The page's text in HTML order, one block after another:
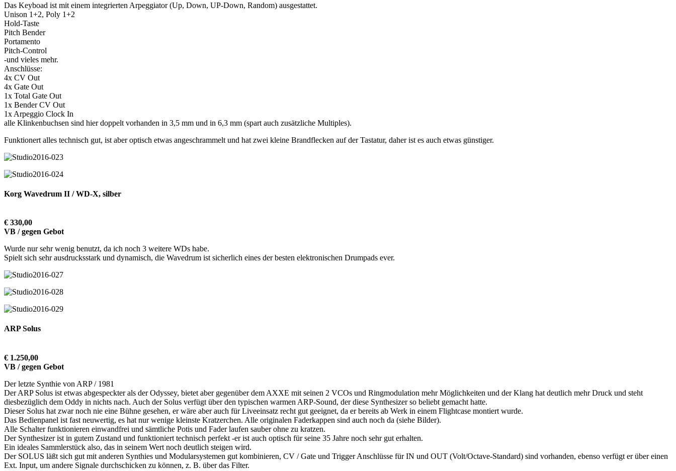
Das Keyboad ist mit einem integrierten Arpeggiator (Up, Down, UP-Down, Random) ausgestattet.
Unison 1+2, Poly 1+2
Hold-Taste
Pitch Bender
Portamento
Pitch-Control
-und vieles mehr.
Anschlüsse:
4x CV Out
4x Gate Out
1x Total Gate Out
1x Bender CV Out
1x Arpeggio Clock In
alle Klinkenbuchsen sind hier doppelt vorhanden in 3,5 mm und in 6,3 mm (spart auch zusätzliche Multiples).
Funktionert alles technisch gut, ist aber optisch etwas angeschrammelt und hat zwei kleine Brandflecken auf der Tastatur, daher ist es auch etwas günstiger.
Korg Wavedrum II / WD-X, silber
€ 330,00
VB / gegen Gebot
Wurde nur sehr wenig benutzt, da ich noch 3 weitere WDs habe.
Spielt sich sehr ausdrucksstark und dynamisch, die Wavedrum ist sicherlich eines der besten elektronischen Drumpads ever.
ARP Solus
€ 1.250,00
VB / gegen Gebot
Der letzte Synthie von ARP / 1981
Der ARP Solus ist etwas abgespeckter als der Odyssey, bietet aber gegenüber dem AXXE mit seinen 2 VCOs und Ringmodulation mehr Möglichkeiten und der Klang hat deutlich mehr Druck und steht
diesbezüglich dem Oddy in nichts nach. Auch der Solus verfügt über den typischen warmen ARP-Sound, der diese Synthesizer so beliebt gemacht hatte.
Dieser Solus hat zwar noch nie eine Bühne gesehen, er wäre aber auch für Liveeinsatz recht gut geeignet, da er bereits ab Werk in einem Flightcase montiert wurde.
Das Bedienpanel ist fast neuwertig, es hat nur wenige kleinste Kratzerchen. Alle originalen Faderkappen sind auch noch da (siehe Bilder).
Alle Schalter funktionieren einwandfrei und sämtliche Potis und Fader laufen sauber ohne zu kratzen.
Der Synthesizer ist in gutem Zustand und funktioniert technisch perfekt -er ist auch optisch für seine 35 Jahre noch sehr gut erhalten.
Ein ideales Sammlerstück also, das in seinem Wert noch deutlich steigen wird.
Der SOLUS läßt sich gut mit anderen Synthies und Modularsystemen gut kombinieren, CV / Gate und Trigger Anschlüsse für IN und OUT (Volt/Octave-Standard) sind vorhanden, ebenso verfügt er über einen
Ext. Input, um andere Signale durchschicken zu können, z. B. über das Filter.